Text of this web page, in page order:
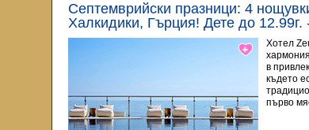
Септемврийски празници: 4
Халкидики, Гърция! Дете до 12.99г.
Хотел
в
където
първо